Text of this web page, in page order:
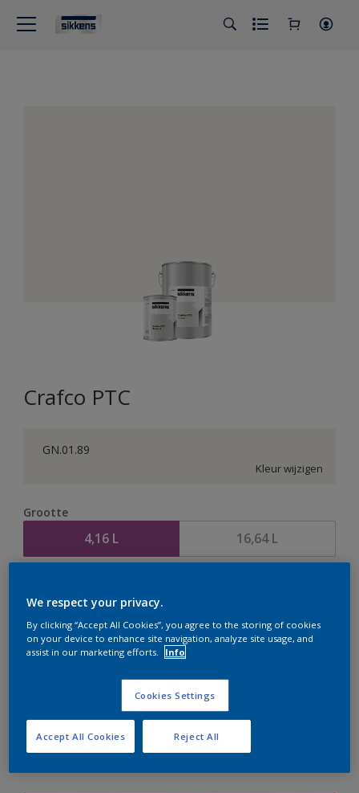
Crafco PTC
GN.01.89
Kleur wijzigen
Grootte
4,16 L 16,64 L
te bestellen. Houd de website in de gaten, we werken
er hard aan om de voorraad aan te vullen.
We respect your privacy.
By clicking “Accept All Cookies”, you agree to the storing of cookies
on your device to enhance site navigation, analyze site usage, and
assist in our marketing efforts.
Info
Cookies Settings
Reject All
Accept All Cookies